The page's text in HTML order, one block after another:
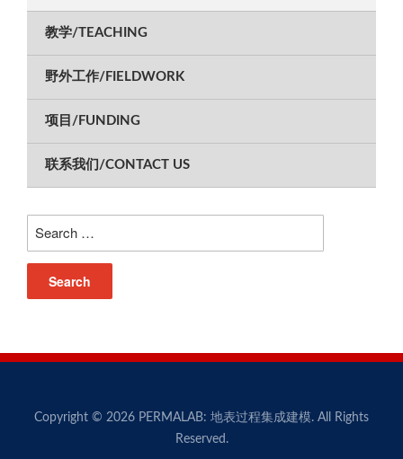
教学/TEACHING
野外工作/FIELDWORK
项目/FUNDING
联系我们/CONTACT US
Copyright © 2026 PERMALAB: 地表过程集成建模. All Rights
Reserved.